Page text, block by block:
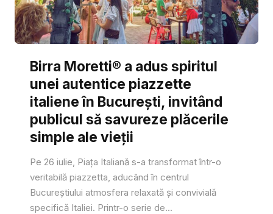
Birra Moretti® a adus spiritul
unei autentice piazzette
italiene în București, invitând
publicul să savureze plăcerile
simple ale vieții
Pe 26 iulie, Piața Italiană s-a transformat într-o
veritabilă piazzetta, aducând în centrul
Bucureștiului atmosfera relaxată și convivială
specifică Italiei. Printr-o serie de...